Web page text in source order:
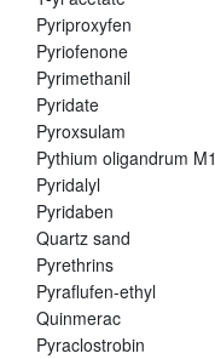
Pyriproxyfen
Pyriofenone
Pyrimethanil
Pyridate
Pyroxsulam
Pythium oligandrum M1
Pyridalyl
Pyridaben
Quartz sand
Pyrethrins
Pyraflufen-ethyl
Quinmerac
Pyraclostrobin